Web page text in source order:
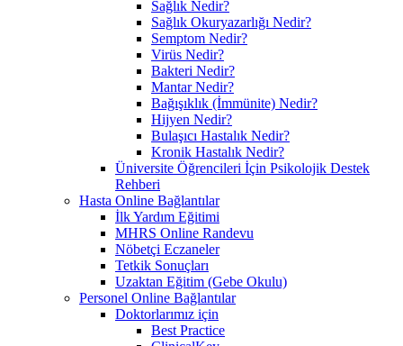
Sağlık Nedir?
Sağlık Okuryazarlığı Nedir?
Semptom Nedir?
Virüs Nedir?
Bakteri Nedir?
Mantar Nedir?
Bağışıklık (İmmünite) Nedir?
Hijyen Nedir?
Bulaşıcı Hastalık Nedir?
Kronik Hastalık Nedir?
Üniversite Öğrencileri İçin Psikolojik Destek
Rehberi
Hasta Online Bağlantılar
İlk Yardım Eğitimi
MHRS Online Randevu
Nöbetçi Eczaneler
Tetkik Sonuçları
Uzaktan Eğitim (Gebe Okulu)
Personel Online Bağlantılar
Doktorlarımız için
Best Practice